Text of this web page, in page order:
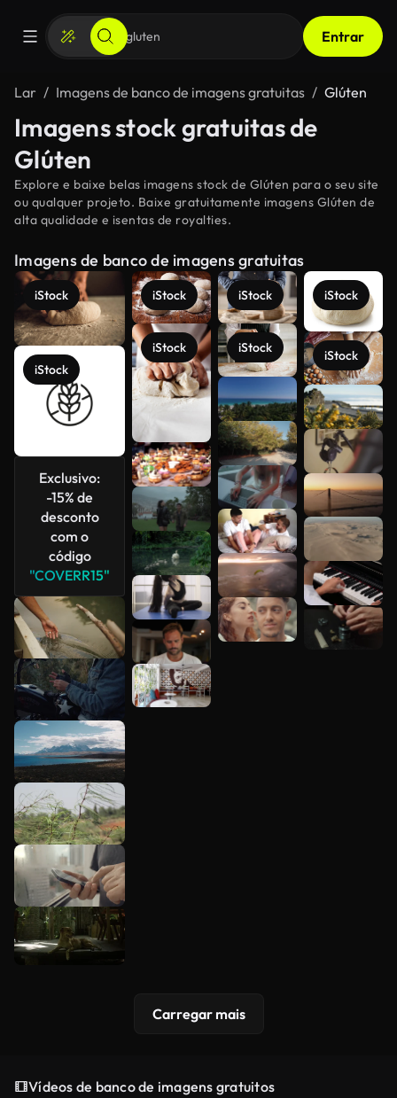
Entrar
Lar Imagens de banco de imagens gratuitas Glúten
Imagens stock gratuitas de
Glúten
Explore e baixe belas imagens stock de Glúten para o seu site
ou qualquer projeto. Baixe gratuitamente imagens Glúten de
alta qualidade e isentas de royalties.
Imagens de banco de imagens gratuitas
iStock
iStock
Exclusivo:
-15% de
desconto
com o
código
"COVERR15"
iStock
iStock
iStock
iStock
iStock
iStock
Veja mais
Carregar mais
Vídeos de banco de imagens gratuitos